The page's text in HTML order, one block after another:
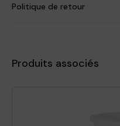
Politique de retour
Produits associés